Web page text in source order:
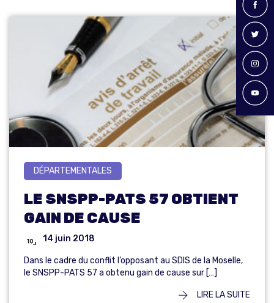
DÉPARTEMENTALES
LE SNSPP-PATS 57 OBTIENT
GAIN DE CAUSE
14 juin 2018
Dans le cadre du conflit l’opposant au SDIS de la Moselle,
le SNSPP-PATS 57 a obtenu gain de cause sur […]
LIRE LA SUITE